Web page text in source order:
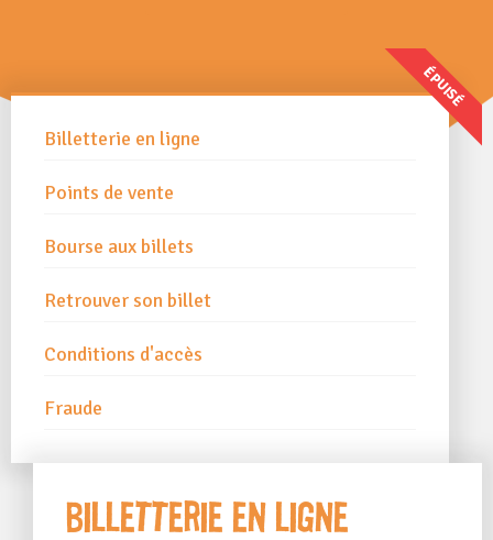
ÉPUISÉ
Billetterie en ligne
Points de vente
Bourse aux billets
Retrouver son billet
Conditions d'accès
Fraude
Billetterie en ligne